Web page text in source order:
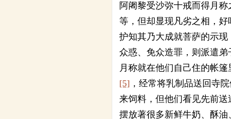
阿阇黎受沙弥十戒而得月
等，但却显现凡劣之相，
护知其乃大成就菩萨的示
众惑、免众造罪，则派遣
月称就在他们自己住的帐
[5] ，经常将乳制品送回寺
来饲料，但他们看见先前
摆放著很多新鲜牛奶、酥